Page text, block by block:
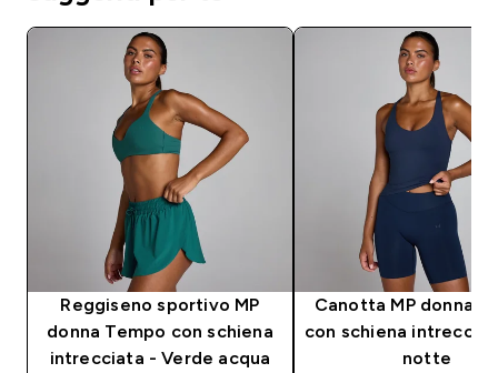
Reggiseno sportivo MP
donna Tempo con schiena
intrecciata - Verde acqua
Canotta MP donna
con schiena
notte